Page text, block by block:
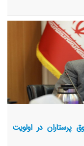
جذب، ماندگاری و ایجاد
پرستاران در اولویت